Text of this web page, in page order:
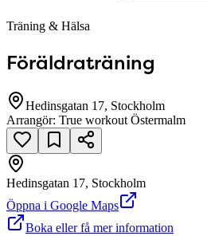
Träning & Hälsa
Föräldraträning
Hedinsgatan 17, Stockholm
Arrangör: True workout Östermalm
Hedinsgatan 17
Hedinsgatan 17, Stockholm
Öppna i Google Maps
Boka eller få mer information